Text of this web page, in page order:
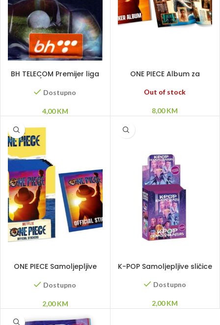
BH TELECOM Premijer liga
Dostupno
4,00KM
ONE PIECE Album za
Out of stock
8,00KM
ONE PIECE Samoljepljive
Dostupno
2,00KM
K-POP Samoljepljive sličice
Dostupno
2,00KM